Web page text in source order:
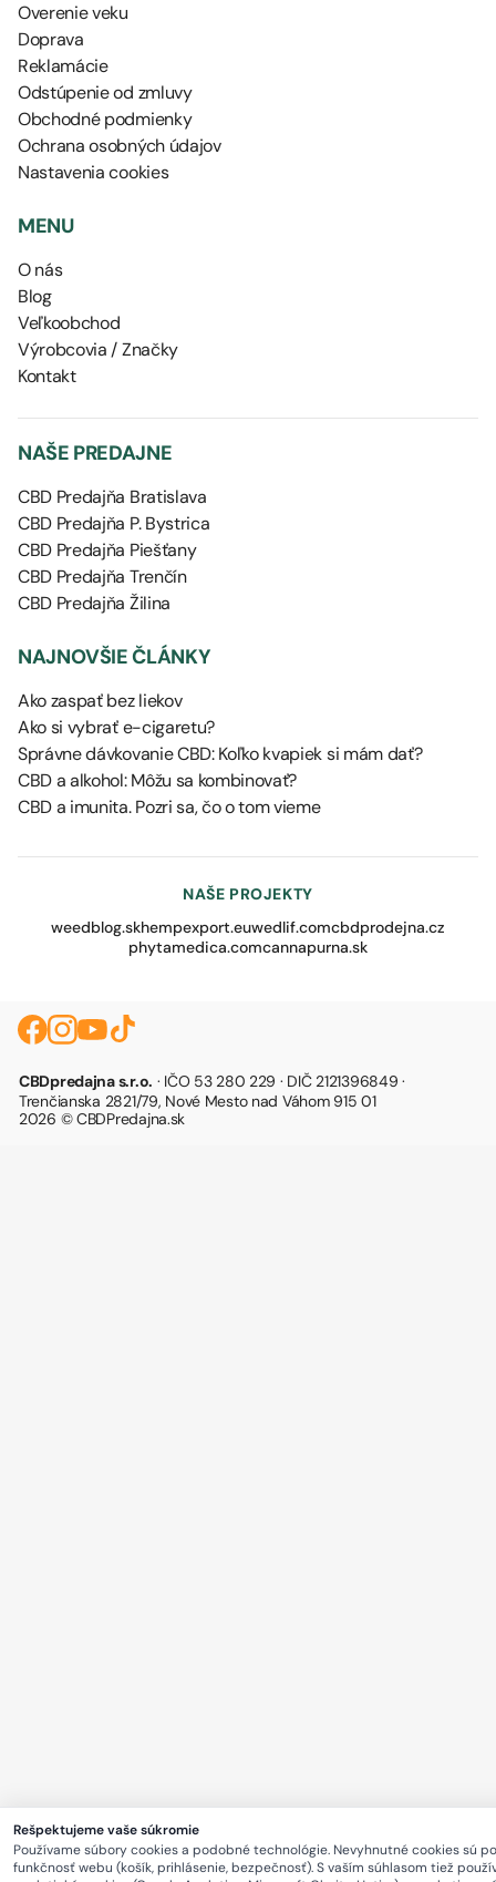
Overenie veku
Doprava
Reklamácie
Odstúpenie od zmluvy
Obchodné podmienky
Ochrana osobných údajov
Nastavenia cookies
MENU
O nás
Blog
Veľkoobchod
Výrobcovia / Značky
Kontakt
NAŠE PREDAJNE
CBD Predajňa Bratislava
CBD Predajňa P. Bystrica
CBD Predajňa Piešťany
CBD Predajňa Trenčín
CBD Predajňa Žilina
NAJNOVŠIE ČLÁNKY
Ako zaspať bez liekov
Ako si vybrať e-cigaretu?
Správne dávkovanie CBD: Koľko kvapiek si mám dať?
CBD a alkohol: Môžu sa kombinovať?
CBD a imunita. Pozri sa, čo o tom vieme
NAŠE PROJEKTY
weedblog.skhempexport.euwedlif.comcbdprodejna.cz
phytamedica.comcannapurna.sk
CBDpredajna s.r.o. · IČO 53 280 229 · DIČ 2121396849 ·
Trenčianska 2821/79, Nové Mesto nad Váhom 915 01
2026 © CBDPredajna.sk
Rešpektujeme vaše súkromie
Používame súbory cookies a podobné technológie. Nevyhnutné cookies sú
funkčnosť webu (košík, prihlásenie, bezpečnosť). S vaším súhlasom tiež